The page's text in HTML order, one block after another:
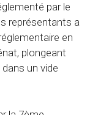
par le
représentants a
en
plongeant
un vide